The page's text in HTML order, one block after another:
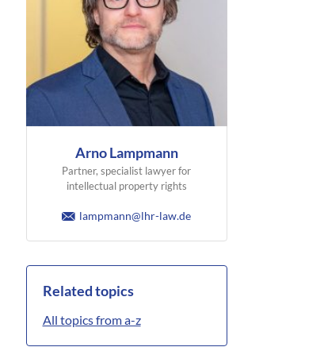
Arno Lampmann
Partner, specialist lawyer for
intellectual property rights
lampmann@lhr-law.de
Related topics
All topics from a-z